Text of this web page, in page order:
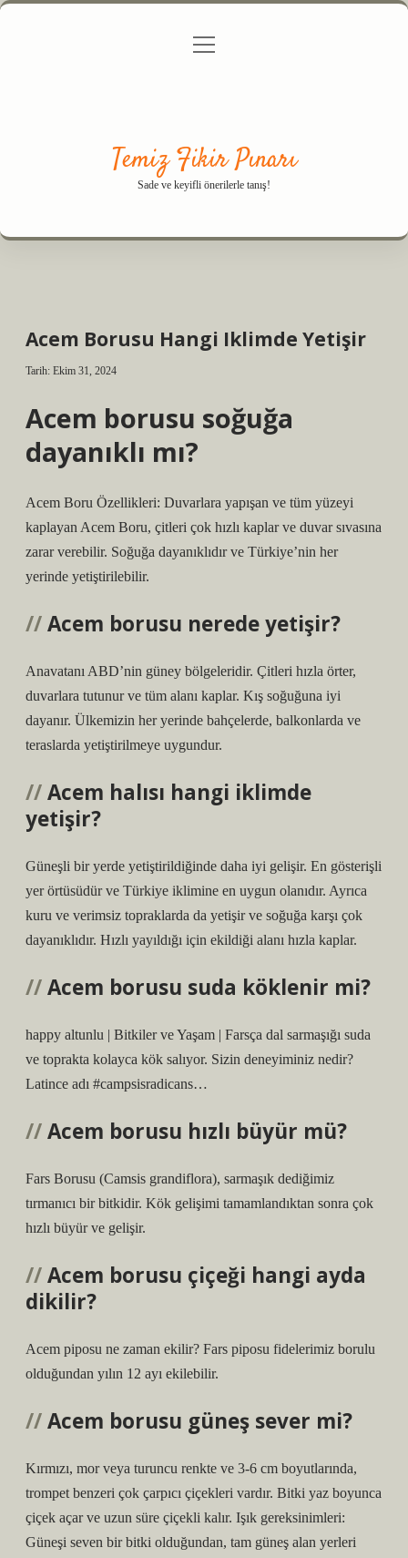
Gizlilik Politikası
menüyü
Temiz Fikir Pınarı
Sade ve keyifli önerilerle tanış!
Acem Borusu Hangi Iklimde Yetişir
Tarih: Ekim 31, 2024
Acem borusu soğuğa
dayanıklı mı?
Acem Boru Özellikleri: Duvarlara yapışan ve tüm yüzeyi
kaplayan Acem Boru, çitleri çok hızlı kaplar ve duvar sıvasına
zarar verebilir. Soğuğa dayanıklıdır ve Türkiye’nin her
yerinde yetiştirilebilir.
Acem borusu nerede yetişir?
Anavatanı ABD’nin güney bölgeleridir. Çitleri hızla örter,
duvarlara tutunur ve tüm alanı kaplar. Kış soğuğuna iyi
dayanır. Ülkemizin her yerinde bahçelerde, balkonlarda ve
teraslarda yetiştirilmeye uygundur.
Acem halısı hangi iklimde
yetişir?
Güneşli bir yerde yetiştirildiğinde daha iyi gelişir. En gösterişli
yer örtüsüdür ve Türkiye iklimine en uygun olanıdır. Ayrıca
kuru ve verimsiz topraklarda da yetişir ve soğuğa karşı çok
dayanıklıdır. Hızlı yayıldığı için ekildiği alanı hızla kaplar.
Acem borusu suda köklenir mi?
happy altunlu | Bitkiler ve Yaşam | Farsça dal sarmaşığı suda
ve toprakta kolayca kök salıyor. Sizin deneyiminiz nedir?
Latince adı #campsisradicans…
Acem borusu hızlı büyür mü?
Fars Borusu (Camsis grandiflora), sarmaşık dediğimiz
tırmanıcı bir bitkidir. Kök gelişimi tamamlandıktan sonra çok
hızlı büyür ve gelişir.
Acem borusu çiçeği hangi ayda
dikilir?
Acem piposu ne zaman ekilir? Fars piposu fidelerimiz borulu
olduğundan yılın 12 ayı ekilebilir.
Acem borusu güneş sever mi?
Kırmızı, mor veya turuncu renkte ve 3-6 cm boyutlarında,
trompet benzeri çok çarpıcı çiçekleri vardır. Bitki yaz boyunca
çiçek açar ve uzun süre çiçekli kalır. Işık gereksinimleri:
Güneşi seven bir bitki olduğundan, tam güneş alan yerleri